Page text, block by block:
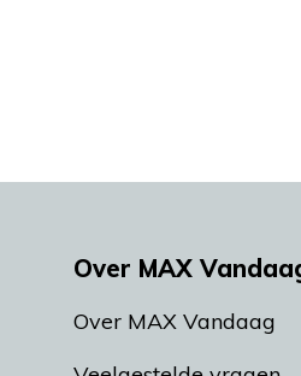
Over MAX
Over MAX Vandaag